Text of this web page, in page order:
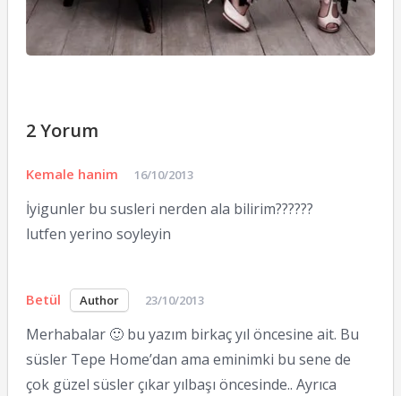
2 Yorum
Kemale hanim 16/10/2013
İyigunler bu susleri nerden ala bilirim??????
lutfen yerino soyleyin
Betül 23/10/2013
Merhabalar 🙂 bu yazım birkaç yıl öncesine ait. Bu
süsler Tepe Home’dan ama eminimki bu sene de
çok güzel süsler çıkar yılbaşı öncesinde.. Ayrıca